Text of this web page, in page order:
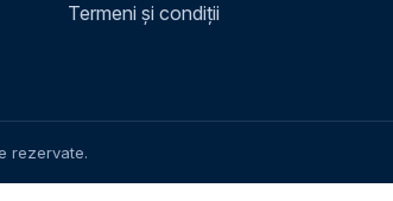
Termeni și condiții
rezervate.